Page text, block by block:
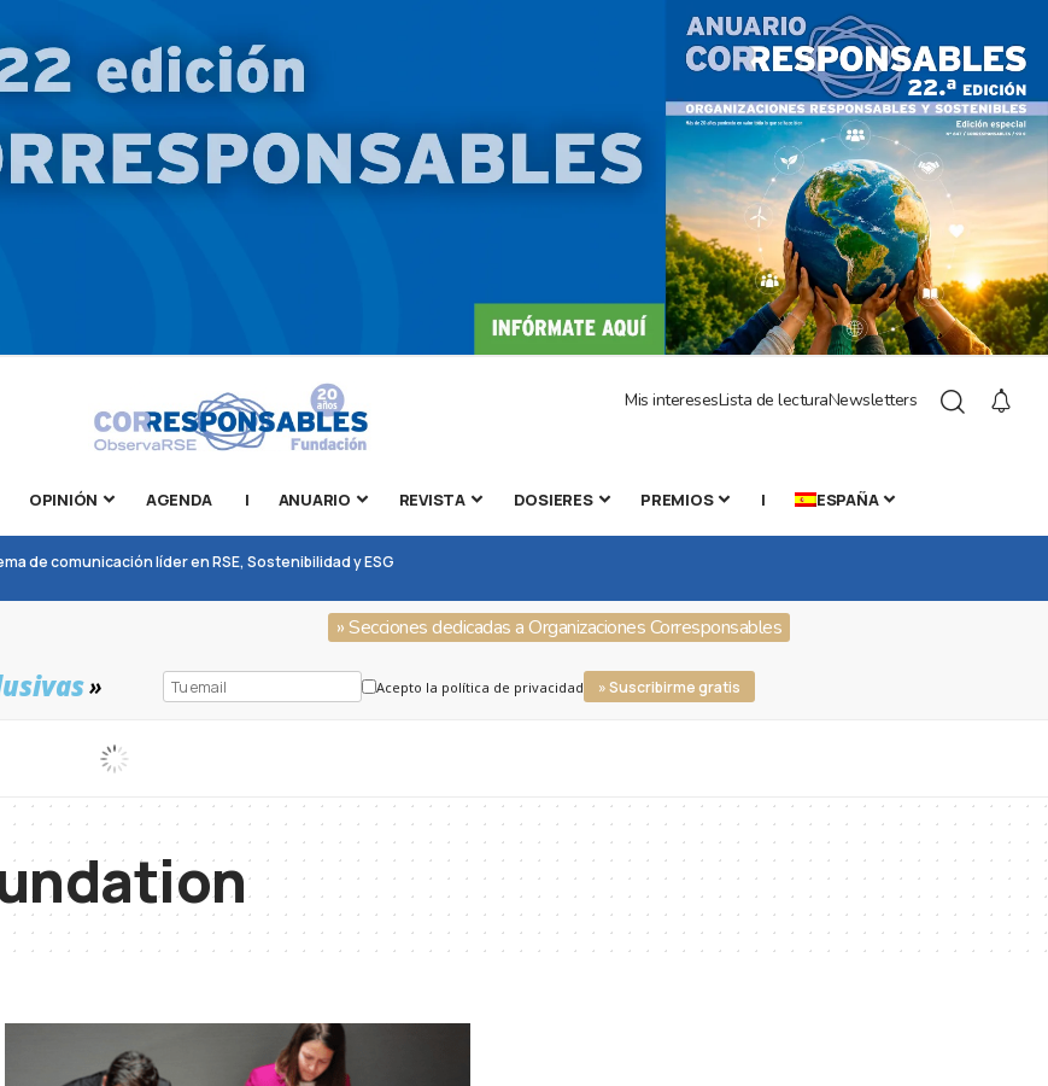
Mis interesesLista de lecturaNewsletters
OPINIÓN AGENDA | ANUARIO REVISTA DOSIERES PREMIOS | ESPAÑA
de comunicación líder en RSE, Sostenibilidad y ESG
» Secciones dedicadas a Organizaciones Corresponsables
» Acepto la política de privacidad » Suscribirme gratis